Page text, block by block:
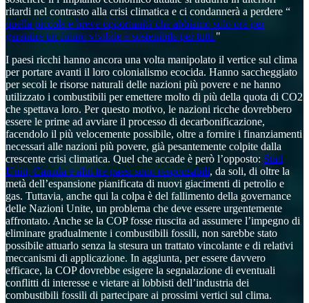
ritardi nel contrasto alla crisi climatica e ci condannerà a perdere “
quella piccola e breve opportunità che abbiamo solo ora per
garantire un futuro vivibile e sostenibile per tutti."
I paesi ricchi hanno ancora una volta manipolato il vertice sul clima
per portare avanti il ​​loro colonialismo ecocida. Hanno saccheggiato
per secoli le risorse naturali delle nazioni più povere e ne hanno
utilizzato i combustibili per emettere molto di più della quota di CO2
che spettava loro. Per questo motivo, le nazioni ricche dovrebbero
essere le prime ad avviare il processo di decarbonificazione,
facendolo il più velocemente possibile, oltre a fornire i finanziamenti
necessari alle nazioni più povere, già pesantemente colpite dalla
crescente crisi climatica. Quel che accade è però l’opposto: Stati
Uniti, Canada e altri tre paesi sono responsabili, da soli, di oltre la
metà dell’espansione pianificata di nuovi giacimenti di petrolio e
gas. Tuttavia, anche qui la colpa è del fallimento della governance
delle Nazioni Unite, un problema che deve essere urgentemente
affrontato. Anche se la COP fosse riuscita ad assumere l’impegno di
eliminare gradualmente i combustibili fossili, non sarebbe stato
possibile attuarlo senza la stesura un trattato vincolante e di relativi
meccanismi di applicazione. In aggiunta, per essere davvero
efficace, la COP dovrebbe esigere la segnalazione di eventuali
conflitti di interesse e vietare ai lobbisti dell’industria dei
combustibili fossili di partecipare ai prossimi vertici sul clima.